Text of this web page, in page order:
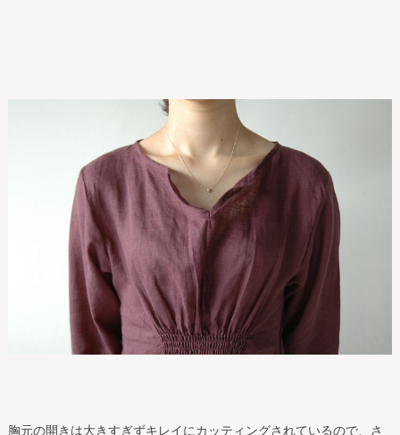
胸元の開きは大きすぎずキレイにカッティングされているので、さ